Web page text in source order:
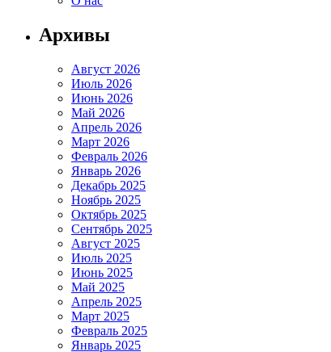
Архивы
Август 2026
Июль 2026
Июнь 2026
Май 2026
Апрель 2026
Март 2026
Февраль 2026
Январь 2026
Декабрь 2025
Ноябрь 2025
Октябрь 2025
Сентябрь 2025
Август 2025
Июль 2025
Июнь 2025
Май 2025
Апрель 2025
Март 2025
Февраль 2025
Январь 2025